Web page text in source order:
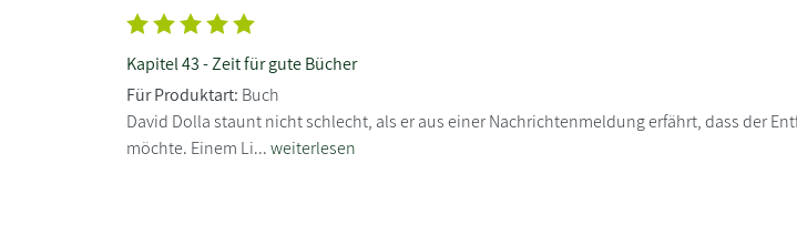
Kapitel 43 - Zeit für gute Bücher
Für Produktart: Buch
David Dolla staunt nicht schlecht, als er aus einer Nachrichtenmeldung erfährt, dass der
möchte. Einem Li...weiterlesen